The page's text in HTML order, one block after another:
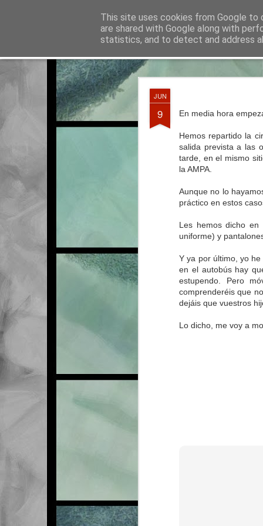
JUN
9 En media hora
Hemos repartido la
salida prevista a las
tarde, en el mismo
la AMPA.
Aunque no lo
práctico en estos
Les hemos dicho
uniforme) y
Y ya por último, yo
en el autobús hay
estupendo. Pero
comprenderéis que
dejáis que vuestros
Lo dicho, me voy a
This site uses cookies from Google to
are shared with Google along with
statistics, and to detect and address
La otra tutoría de Javier
MAR